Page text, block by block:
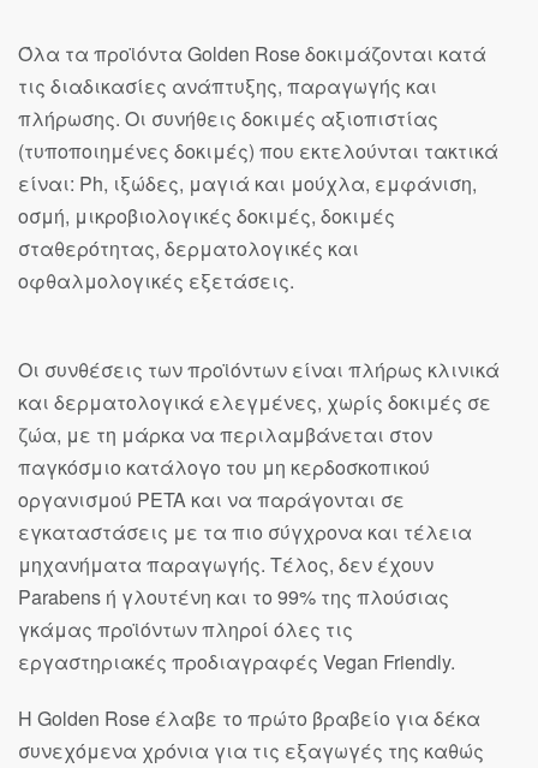
Όλα τα προϊόντα Golden Rose δοκιμάζονται κατά
τις διαδικασίες ανάπτυξης, παραγωγής και
πλήρωσης. Οι συνήθεις δοκιμές αξιοπιστίας
(τυποποιημένες δοκιμές) που εκτελούνται τακτικά
είναι: Ph, ιξώδες, μαγιά και μούχλα, εμφάνιση,
οσμή, μικροβιολογικές δοκιμές, δοκιμές
σταθερότητας, δερματολογικές και
οφθαλμολογικές εξετάσεις.
Οι συνθέσεις των προϊόντων είναι πλήρως κλινικά
και δερματολογικά ελεγμένες, χωρίς δοκιμές σε
ζώα, με τη μάρκα να περιλαμβάνεται στον
παγκόσμιο κατάλογο του μη κερδοσκοπικού
οργανισμού PETA και να παράγονται σε
εγκαταστάσεις με τα πιο σύγχρονα και τέλεια
μηχανήματα παραγωγής. Τέλος, δεν έχουν
Parabens ή γλουτένη και το 99% της πλούσιας
γκάμας προϊόντων πληροί όλες τις
εργαστηριακές προδιαγραφές Vegan Friendly.
Η Golden Rose έλαβε το πρώτο βραβείο για δέκα
συνεχόμενα χρόνια για τις εξαγωγές της καθώς